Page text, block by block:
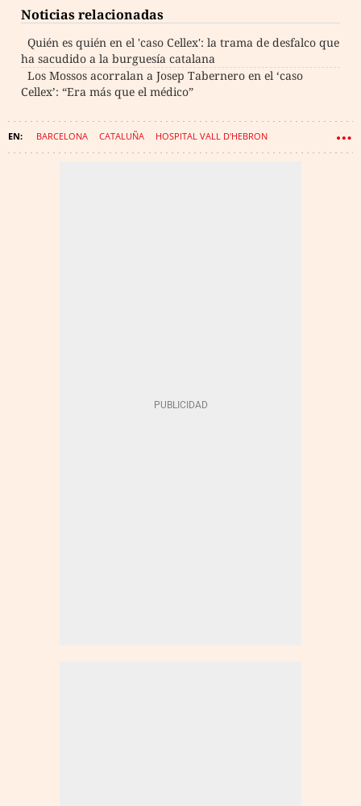
Noticias relacionadas
Quién es quién en el 'caso Cellex': la trama de desfalco que
ha sacudido a la burguesía catalana
Los Mossos acorralan a Josep Tabernero en el ‘caso
Cellex’: “Era más que el médico”
BARCELONA CATALUÑA HOSPITAL VALL D'HEBRON